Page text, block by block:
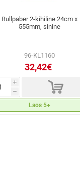
Rullpaber 2-kihiline 24cm x
555mm, sinine
96-KL1160
32,42€
i
h d
Laos 5+